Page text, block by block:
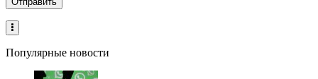
Популярные новости